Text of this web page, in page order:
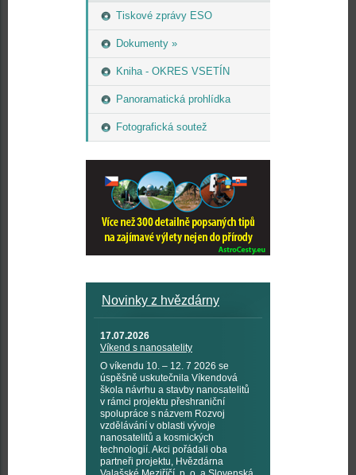
Tiskové zprávy ESO
Dokumenty »
Kniha - OKRES VSETÍN
Panoramatická prohlídka
Fotografická soutež
Novinky z hvězdárny
17.07.2026
Víkend s nanosatelity
O víkendu 10. – 12. 7 2026 se
úspěšně uskutečnila Víkendová
škola návrhu a stavby nanosatelitů
v rámci projektu přeshraniční
spolupráce s názvem Rozvoj
vzdělávání v oblasti vývoje
nanosatelitů a kosmických
technologií. Akci pořádali oba
partneři projektu, Hvězdárna